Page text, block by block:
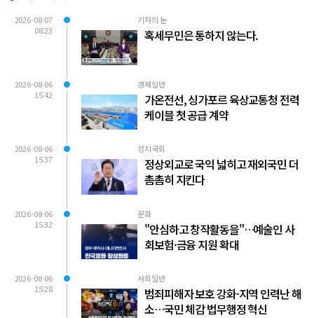
2026-08-07
08:23
기자의 눈
혹세무민은 통하지 않는다.
2026-08-06
15:42
경제일반
가온전선, 싱가포르 육상교통청 전력
케이블 첫 공급 계약
2026-08-06
15:37
정치국회
정상외교로 국익 넓히고 재외국민 더
촘촘히 지킨다
2026-08-06
15:32
문화
"안심하고 창작활동을"…예술인 사
회보험·금융 지원 확대
2026-08-06
15:28
사회일반
범죄피해자 보호 강화·지역 인력난 해
소…국민 체감 법무행정 혁신